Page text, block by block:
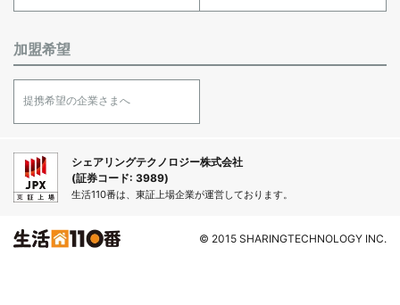
加盟希望
提携希望の企業さまへ
シェアリングテクノロジー株式会社
(証券コード: 3989)
生活110番は、東証上場企業が運営しております。
© 2015 SHARINGTECHNOLOGY INC.